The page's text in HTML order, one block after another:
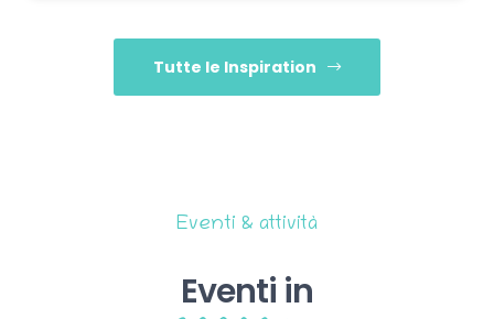
Tutte le Inspiration
Eventi & attività
Eventi in